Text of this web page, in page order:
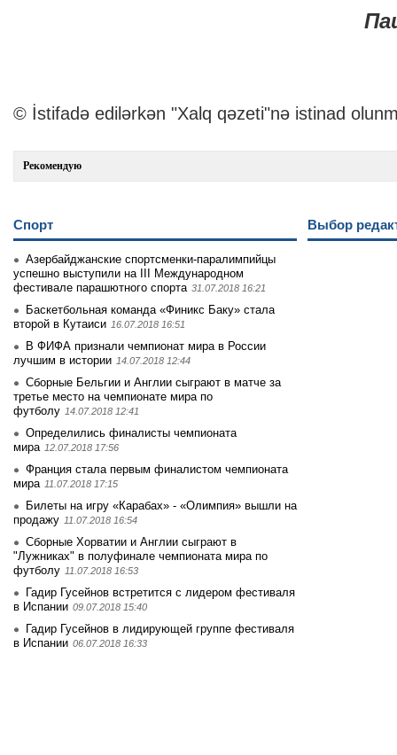
© İstifadə edilərkən "Xalq qəzeti"nə istinad
Рекомендую
Спорт
Азербайджанские спортсменки-паралимпийцы
успешно выступили на III Международном
фестивале парашютного спорта 31.07.2018 16:21
Баскетбольная команда «Финикс Баку» стала
второй в Кутаиси 16.07.2018 16:51
В ФИФА признали чемпионат мира в России
лучшим в истории 14.07.2018 12:44
Сборные Бельгии и Англии сыграют в матче за
третье место на чемпионате мира по
футболу 14.07.2018 12:41
Определились финалисты чемпионата
мира 12.07.2018 17:56
Франция стала первым финалистом чемпионата
мира 11.07.2018 17:15
Билеты на игру «Карабах» - «Олимпия» вышли на
продажу 11.07.2018 16:54
Сборные Хорватии и Англии сыграют в
"Лужниках" в полуфинале чемпионата мира по
футболу 11.07.2018 16:53
Гадир Гусейнов встретится с лидером фестиваля
в Испании 09.07.2018 15:40
Гадир Гусейнов в лидирующей группе фестиваля
в Испании 06.07.2018 16:33
Выбор